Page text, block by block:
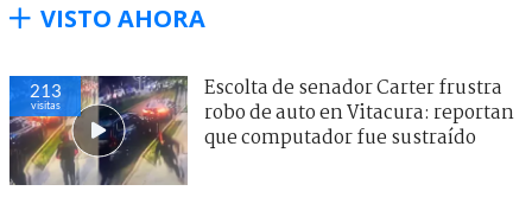
VISTO AHORA
213
visitas
Escolta de senador Carter frustra
robo de auto en Vitacura: reportan
que computador fue sustraído